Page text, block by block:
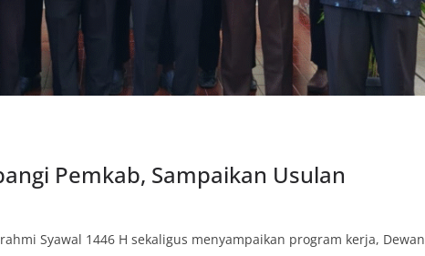
Pemkab, Sampaikan Usulan
Syawal 1446 H sekaligus menyampaikan program kerja, Dewan